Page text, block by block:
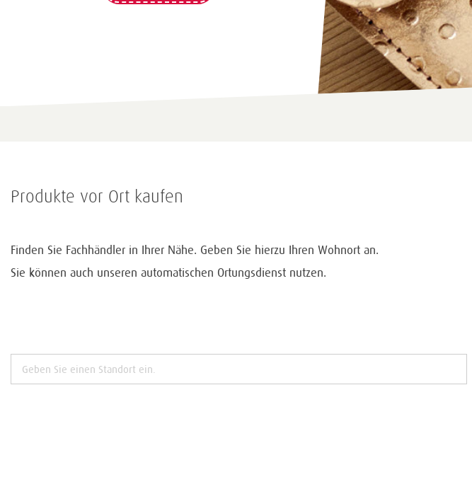
Produkte vor Ort kaufen
Finden Sie Fachhändler in Ihrer Nähe. Geben Sie hierzu Ihren Wohnort an.
Sie können auch unseren automatischen Ortungsdienst nutzen.